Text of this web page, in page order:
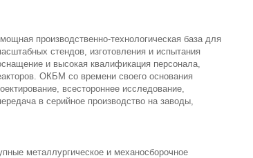
производственно-технологическая база для
стендов, изготовления и испытания
и высокая квалификация персонала,
ОКБМ со времени своего основания
всестороннее исследование,
в серийное производство на заводы,
металлургическое и механосборочное